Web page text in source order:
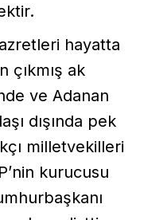
hayatta
çıkmış ak
ve Adanan
dışında pek
milletvekilleri
kurucusu